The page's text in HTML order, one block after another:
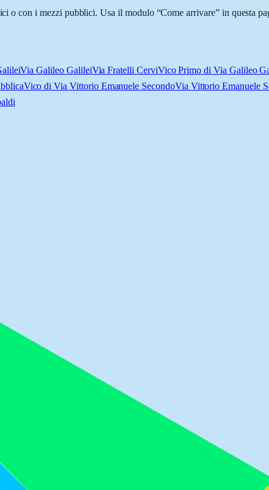
con i mezzi pubblici. Usa il modulo “Come arrivare” in questa
Via Galileo GalileiVia Fratelli CerviVico Primo di Via Galileo
Vico di Via Vittorio Emanuele SecondoVia Vittorio Emanuele